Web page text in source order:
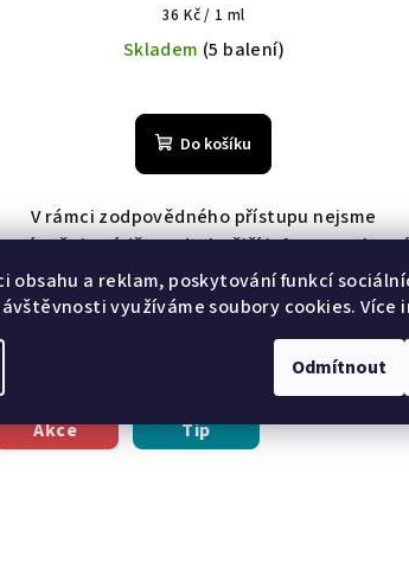
obsahu a reklam, poskytování funkcí
využíváme soubory cookies. Více
Odmítnout
Měrná
cena:
36 Kč / 1 ml
Skladem (5 balení)
Do košíku
V rámci zodpovědného přístupu nejsme
uvádět podrobnější informace,
by odkazovaly ke zdravotním či léčebným
účinkům bylin v obecném měřítku.
Akce Tip